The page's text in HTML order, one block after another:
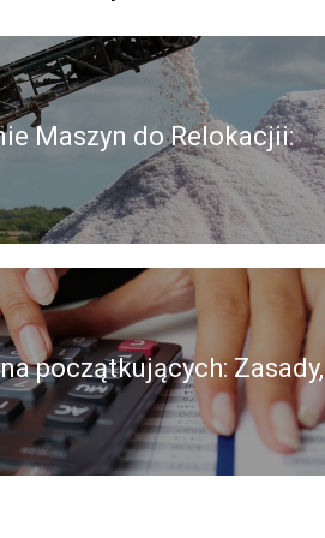
Maszyn do Relokacjii:
początkujących: Zasady,